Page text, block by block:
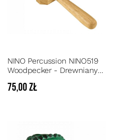
NINO Percussion NINO519
Woodpecker - Drewniany
75,00 zł